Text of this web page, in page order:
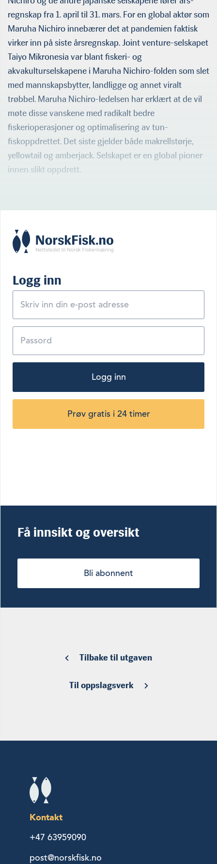
regnskap fra 1. april til 31. mars. For en global aktør som
Maruha Nichiro innebærer det at pandemien faktisk
virker inn på siste årsregnskap. Joint venture-selskapet
Taiyo Mikronesia var blant fiskeri- og
akvakulturselskapene i Maruha Nichiro-folden som slet
med mannskapsbytter, landligge og annet viralt
trøbbel. Maruha Nichiro-ledelsen har erklært at de vil
møte disse vanskene med radikalt bedre
fiskerioperasjoner og optimalisering av tun­
fiskoppdrettet. Det siste gjelder både makrellstørje,
yellowtail og amberjack. Selskapet er en global pioner
innen slikt oppdrett.
Logg inn
Logg inn
Prøv gratis i 24 timer
Få innsikt og oversikt
Bli abonnent
Tilbake til utgaven
Til oppslagsverk
Kontakt
+47 63959090
post@norskfisk.no